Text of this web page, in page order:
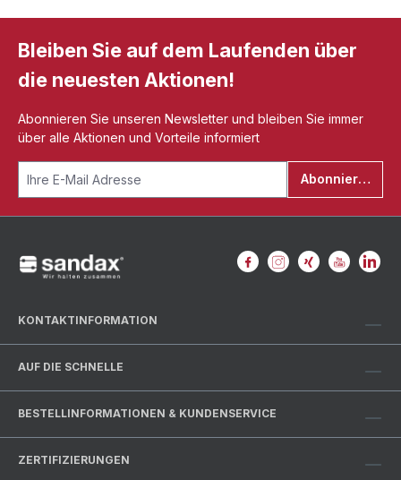
Bleiben Sie auf dem Laufenden über
die neuesten Aktionen!
Abonnieren Sie unseren Newsletter und bleiben Sie immer
über alle Aktionen und Vorteile informiert
Abonnieren
KONTAKTINFORMATION
AUF DIE SCHNELLE
BESTELLINFORMATIONEN & KUNDENSERVICE
ZERTIFIZIERUNGEN